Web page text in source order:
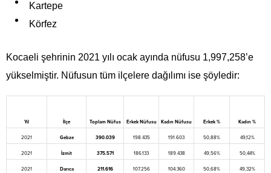
Kartepe
Körfez
Kocaeli şehrinin 2021 yılı ocak ayında nüfusu 1,997,258’e
yükselmiştir. Nüfusun tüm ilçelere dağılımı ise şöyledir:
Yıl İlçe Toplam Nüfus Erkek Nüfusu Kadın Nüfusu Erkek % Kadın %
2021 Gebze 390.039 198.435 191.603 50,88% 49,12%
2021 İzmit 375.571 186.133 189.438 49,56% 50,44%
2021 Darıca 211.616 107.256 104.360 50,68% 49,32%